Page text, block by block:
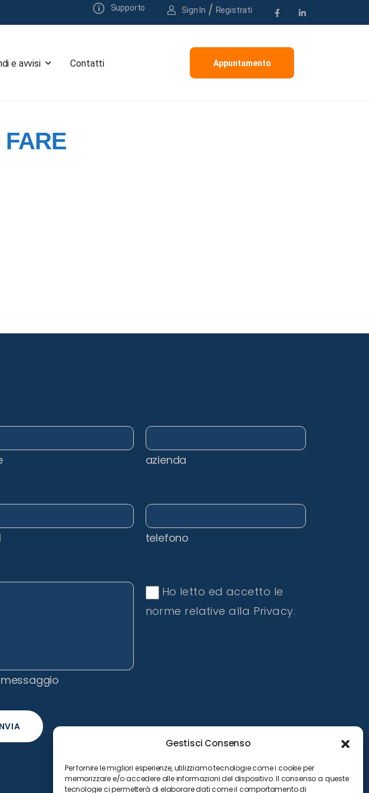
Gestisci Consenso
Per fornire le migliori esperienze, utilizziamo tecnologie come i cookie per
memorizzare e/o accedere alle informazioni del dispositivo. Il consenso a queste
tecnologie ci permetterà di elaborare dati come il comportamento di
Supporto Sign In / Registrati
e avvisi Contatti Appuntamento
azienda
telefono
Ho letto ed accetto le
norme relative alla Privacy.